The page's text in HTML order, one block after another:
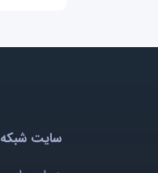
سایت شبکه